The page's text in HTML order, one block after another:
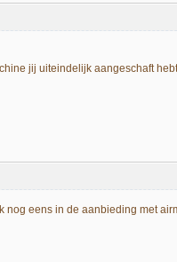
jij uiteindelijk aangeschaft
nog eens in de aanbieding met